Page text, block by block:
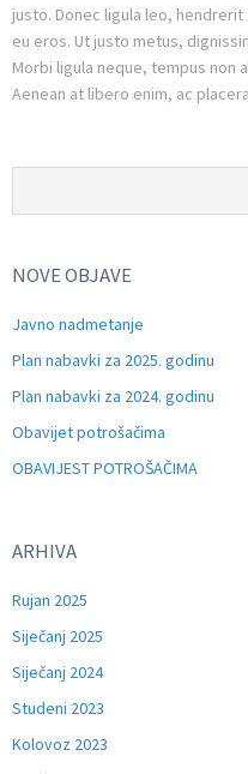
justo. Donec ligula leo,
eu eros. Ut justo metus,
Morbi ligula neque, tempus non
Aenean at libero enim, ac
NOVE OBJAVE
Javno nadmetanje
Plan nabavki za 2025. godinu
Plan nabavki za 2024. godinu
Obavijet potrošačima
OBAVIJEST POTROŠAČIMA
ARHIVA
Rujan 2025
Siječanj 2025
Siječanj 2024
Studeni 2023
Kolovoz 2023